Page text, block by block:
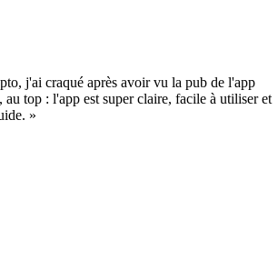
j'ai craqué après avoir vu la pub de l'app
top : l'app est super claire, facile à utiliser et
»